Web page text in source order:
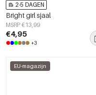
2-5 DAGEN
Bright girl sjaal
MSRP €13,99
€4,95
+3
EU-magazijn